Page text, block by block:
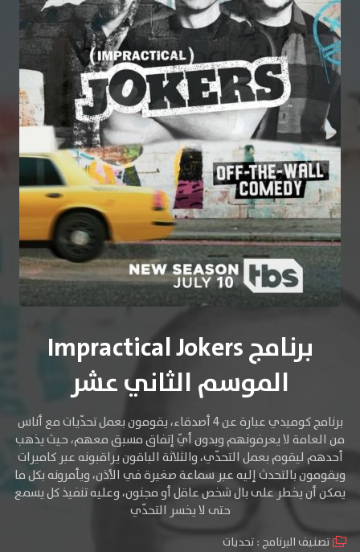
برنامج Impractical Jokers
الموسم الثاني عشر
برنامج كوميدي عبارة عن 4 أصدقاء، يقومون بعمل تحدّيات مع أناس
من العامة لا يعرفونهم وبدون أيّ إتفاق مسبق معهم، حيث يذهب
أحدهم ليقوم بعمل التحدّي، والثلاثة الباقون يراقبونه عبر كاميرات
ويقومون بالتحدث إليه عبر سماعة صغيرة في الأذن، ويأمرونه بكل ما
يمكن أن يخطر على بال شخص عاقل أو مجنون، وعليه تنفيذ كل يسمع
حتى لا يخسر التحدّي
تصنيف البرنامج :تحديات